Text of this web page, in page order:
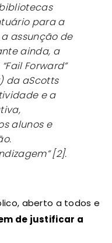
para a
assunção de
ainda, a
Forward”
da aScotts
e a
alunos e
[2].
aberto a todos e
de justificar a